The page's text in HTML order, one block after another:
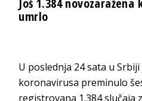
umrlo
U poslednja 24 sata u
koronavirusa preminulo
registrovana 1.384 slučaja